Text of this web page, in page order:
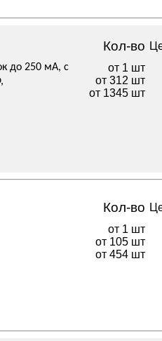
до 250 мА, с
Кол-во
от 1 шт
от 312 шт
от 1345 шт
Кол-во
от 1 шт
от 105 шт
от 454 шт